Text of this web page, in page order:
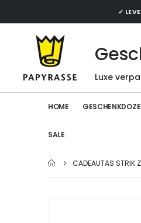
✓
Luxe
HOME
SALE
CADEAUTAS STRIK